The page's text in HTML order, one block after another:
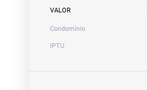
VALOR
Condomínio
IPTU